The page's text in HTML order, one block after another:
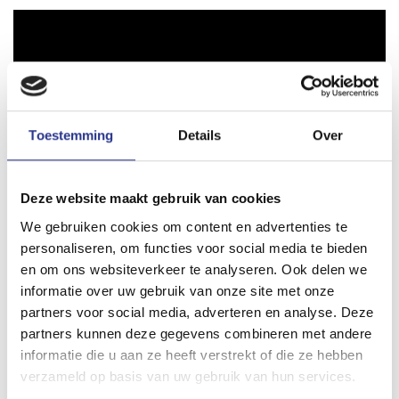
Toestemming Details Over
Deze website maakt gebruik van cookies
We gebruiken cookies om content en advertenties te
personaliseren, om functies voor social media te bieden
en om ons websiteverkeer te analyseren. Ook delen we
informatie over uw gebruik van onze site met onze
partners voor social media, adverteren en analyse. Deze
partners kunnen deze gegevens combineren met andere
informatie die u aan ze heeft verstrekt of die ze hebben
verzameld op basis van uw gebruik van hun services.